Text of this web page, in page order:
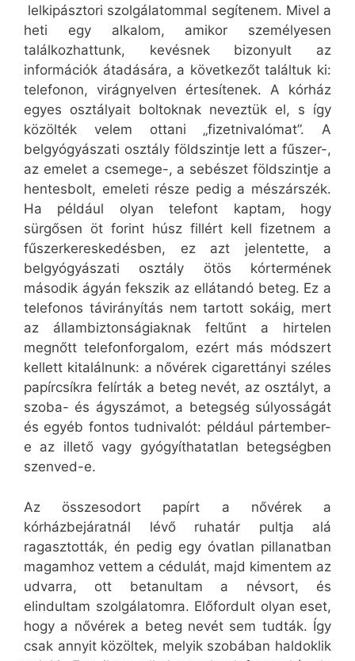
lelkipásztori szolgálatommal segítenem. Mivel a
heti egy alkalom, amikor személyesen
találkozhattunk, kevésnek bizonyult az
információk átadására, a következőt találtuk ki:
telefonon, virágnyelven értesítenek. A kórház
egyes osztályait boltoknak neveztük el, s így
közölték velem ottani „fizetnivalómat”. A
belgyógyászati osztály földszintje lett a fűszer-,
az emelet a csemege-, a sebészet földszintje a
hentesbolt, emeleti része pedig a mészárszék.
Ha például olyan telefont kaptam, hogy
sürgősen öt forint húsz fillért kell fizetnem a
fűszerkereskedésben, ez azt jelentette, a
belgyógyászati osztály ötös kórtermének
második ágyán fekszik az ellátandó beteg. Ez a
telefonos távirányítás nem tartott sokáig, mert
az állambiztonságiaknak feltűnt a hirtelen
megnőtt telefonforgalom, ezért más módszert
kellett kitalálnunk: a nővérek cigarettányi széles
papírcsíkra felírták a beteg nevét, az osztályt, a
szoba- és ágyszámot, a betegség súlyosságát
és egyéb fontos tudnivalót: például pártember-
e az illető vagy gyógyíthatatlan betegségben
szenved-e.
Az összesodort papírt a nővérek a
kórházbejáratnál lévő ruhatár pultja alá
ragasztották, én pedig egy óvatlan pillanatban
magamhoz vettem a cédulát, majd kimentem az
udvarra, ott betanultam a névsort, és
elindultam szolgálatomra. Előfordult olyan eset,
hogy a nővérek a beteg nevét sem tudták. Így
csak annyit közöltek, melyik szobában haldoklik